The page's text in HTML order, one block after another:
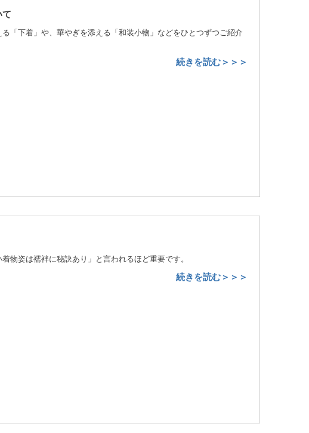
て
「下着」や、華やぎを添える「和装小物」などをひとつずつご紹介
続きを読む＞＞＞
物姿は襦袢に秘訣あり」と言われるほど重要です。
続きを読む＞＞＞